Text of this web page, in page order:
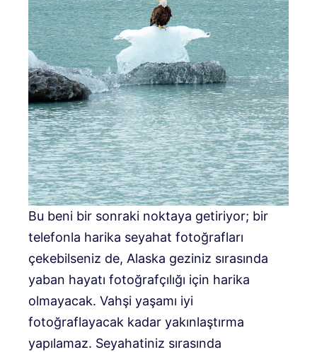
Bu beni bir sonraki noktaya getiriyor; bir
telefonla harika seyahat fotoğrafları
çekebilseniz de, Alaska geziniz sırasında
yaban hayatı fotoğrafçılığı için harika
olmayacak. Vahşi yaşamı iyi
fotoğraflayacak kadar yakınlaştırma
yapılamaz. Seyahatiniz sırasında